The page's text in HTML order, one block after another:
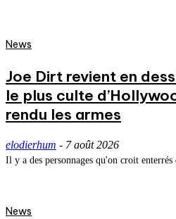
News
Joe Dirt revient en
le plus culte
rendu les armes
elodierhum - 7 août 2026
Il y a des personnages qu'on croit enterrés
News